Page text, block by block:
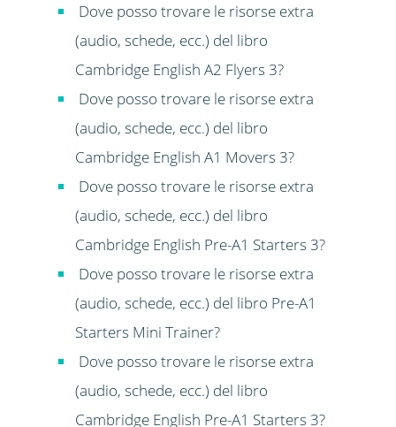
Dove posso trovare le risorse extra
(audio, schede, ecc.) del libro
Cambridge English A2 Flyers 3?
Dove posso trovare le risorse extra
(audio, schede, ecc.) del libro
Cambridge English A1 Movers 3?
Dove posso trovare le risorse extra
(audio, schede, ecc.) del libro
Cambridge English Pre-A1 Starters 3?
Dove posso trovare le risorse extra
(audio, schede, ecc.) del libro Pre-A1
Starters Mini Trainer?
Dove posso trovare le risorse extra
(audio, schede, ecc.) del libro
Cambridge English Pre-A1 Starters 3?